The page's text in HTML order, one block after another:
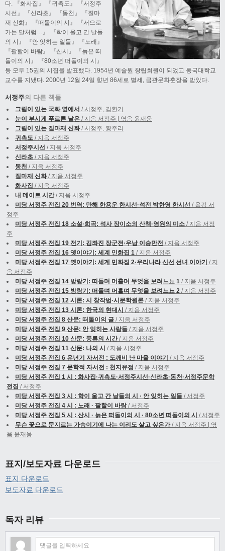
다. 『화사집』 『귀촉도』 『서정주
시선』 『신라초』 『동천』 『질마
재 신화』 『떠돌이의 시』 『서으로
가는 달처럼…』 『학이 울고 간 날들
의 시』 『안 잊히는 일들』 『노래』
『팔할이 바람』 『산시』 『늙은 떠
돌이의 시』 『80소년 떠돌이의 시』
등 모두 15권의 시집을 발표했다. 1954년 예술원 창립회원이 되었고 동국대학교
교수를 지냈다. 2000년 12월 24일 향년 86세로 별세, 금관문화훈장을 받았다.
서정주의 다른 책들
그림이 있는 국화 옆에서 / 서정주, 김환기
눈이 부시게 푸르른 날은 / 지음 서정주 | 엮음 윤재웅
그림이 있는 질마재 신화/ 서정주, 황주리
귀촉도 / 지음 서정주
서정주시선 / 지음 서정주
신라초 / 지음 서정주
동천 / 지음 서정주
질마재 신화/ 지음 서정주
화사집 / 지음 서정주
내 데이트 시간/ 지음 서정주
미당 서정주 전집 20 번역: 만해 한용운 한시선·석전 박한영 한시선 / 옮김 서
정주
미당 서정주 전집 18 소설·희곡: 석사 장이소의 산책·영원의 미소 / 지음 서정
주
미당 서정주 전집 19 전기: 김좌진 장군전·우남 이승만전 / 지음 서정주
미당 서정주 전집 16 옛이야기: 세계 민화집 1 / 지음 서정주
미당 서정주 전집 17 옛이야기: 세계 민화집 2·우리나라 신선 선녀 이야기 / 지
음 서정주
미당 서정주 전집 14 방랑기: 떠돌며 머흘며 무엇을 보려느뇨 1 / 지음 서정주
미당 서정주 전집 15 방랑기: 떠돌며 머흘며 무엇을 보려느뇨 2 / 지음 서정주
미당 서정주 전집 12 시론: 시 창작법·시문학원론 / 지음 서정주
미당 서정주 전집 13 시론: 한국의 현대시 / 지음 서정주
미당 서정주 전집 8 산문: 떠돌이의 글 / 지음 서정주
미당 서정주 전집 9 산문: 안 잊히는 사람들 / 지음 서정주
미당 서정주 전집 10 산문: 풍류의 시간/ 지음 서정주
미당 서정주 전집 11 산문: 나의 시 / 지음 서정주
미당 서정주 전집 6 유년기 자서전 : 도깨비 난 마을 이야기 / 지음 서정주
미당 서정주 전집 7 문학적 자서전 : 천지유정 / 지음 서정주
미당 서정주 전집 1 시 : 화사집·귀촉도·서정주시선·신라초·동천·서정주문학
전집 / 서정주
미당 서정주 전집 3 시 : 학이 울고 간 날들의 시 · 안 잊히는 일들 / 서정주
미당 서정주 전집 4 시 : 노래 · 팔할이 바람/ 서정주
미당 서정주 전집 5 시 : 산시 · 늙은 떠돌이의 시 · 80소년 떠돌이의 시 / 서정주
무슨 꽃으로 문지르는 가슴이기에 나는 이리도 살고 싶은가/ 지음 서정주 | 엮
음 윤재웅
표지/보도자료 다운로드
표지 다운로드
보도자료 다운로드
독자 리뷰